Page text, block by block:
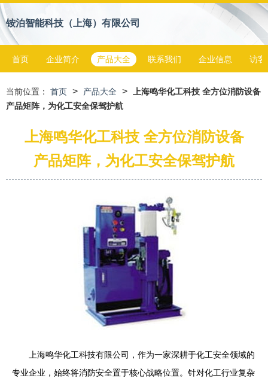
铵泊智能科技（上海）有限公司
首页 企业简介 产品大全 联系我们 企业信息 访客
当前位置： 首页 > 产品大全 >
上海鸣华化工科技 全方位消防设备
产品矩阵，为化工安全保驾护航
上海鸣华化工科技 全方位消防设备
产品矩阵，为化工安全保驾护航
上海鸣华化工科技有限公司，作为一家深耕于化工安全领域的
专业企业，始终将消防安全置于核心战略位置。针对化工行业复杂